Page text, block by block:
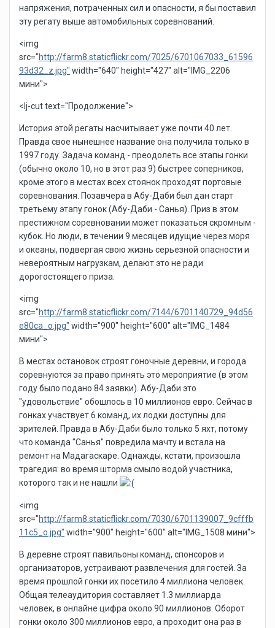
напряжения, потраченных сил и опасности, я бы поставил
эту регату выше автомобильных соревнований.
<img
src="http://farm8.staticflickr.com/7025/6701067033_61596
93d32_z.jpg" width="640" height="427" alt="IMG_2206
мини">
<lj-cut text="Продолжение">
История этой регаты насчитывает уже почти 40 лет.
Правда свое нынешнее название она получила только в
1997 году. Задача команд - преодолеть все этапы гонки
(обычно около 10, но в этот раз 9) быстрее соперников,
кроме этого в местах всех стоянок проходят портовые
соревнования. Позавчера в Абу-Даби был дан старт
третьему этапу гонок (Абу-Даби - Санья). Приз в этом
престижном соревновании может показаться скромным -
кубок. Но люди, в течении 9 месяцев идущие через моря
и океаны, подвергая свою жизнь серьезной опасности и
невероятным нагрузкам, делают это не ради
дорогостоящего приза.
<img
src="http://farm8.staticflickr.com/7144/6701140729_94d56
e80ca_o.jpg" width="900" height="600" alt="IMG_1484
мини">
В местах остановок строят гоночные деревни, и города
соревнуются за право принять это мероприятие (в этом
году было подано 84 заявки). Абу-Даби это
"удовольствие" обошлось в 10 миллионов евро. Сейчас в
гонках участвует 6 команд, их лодки доступны для
зрителей. Правда в Абу-Даби было только 5 яхт, потому
что команда "Санья" повредила мачту и встала на
ремонт на Мадагаскаре. Однажды, кстати, произошла
трагедия: во время шторма смыло водой участника,
которого так и не нашли
<img
src="http://farm8.staticflickr.com/7030/6701139007_9cfffb
11c5_o.jpg" width="900" height="600" alt="IMG_1508 мини">
В деревне строят павильоны команд, спонсоров и
организаторов, устраивают развлечения для гостей. За
время прошлой гонки их посетило 4 миллиона человек.
Общая телеаудитория составляет 1.3 миллиарда
человек, в онлайне цифра около 90 миллионов. Оборот
гонки около 300 миллионов евро, а проходит она раз в